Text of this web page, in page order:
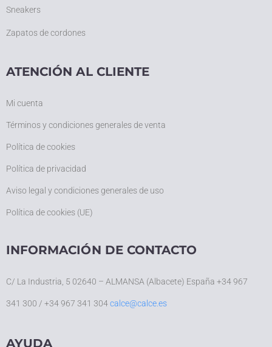
Sneakers
Zapatos de cordones
ATENCIÓN AL CLIENTE
Mi cuenta
Términos y condiciones generales de venta
Política de cookies
Política de privacidad
Aviso legal y condiciones generales de uso
Política de cookies (UE)
INFORMACIÓN DE CONTACTO
C/ La Industria, 5 02640 – ALMANSA (Albacete) España +34 967
341 300 / +34 967 341 304calce@calce.es
AYUDA